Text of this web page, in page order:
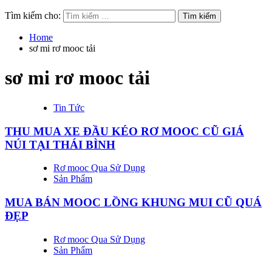
Tìm kiếm cho:
Home
sơ mi rơ mooc tải
sơ mi rơ mooc tải
Tin Tức
THU MUA XE ĐẦU KÉO RƠ MOOC CŨ GIÁ
NÚI TẠI THÁI BÌNH
Rơ mooc Qua Sử Dụng
Sản Phẩm
MUA BÁN MOOC LỒNG KHUNG MUI CŨ QUÁ
ĐẸP
Rơ mooc Qua Sử Dụng
Sản Phẩm